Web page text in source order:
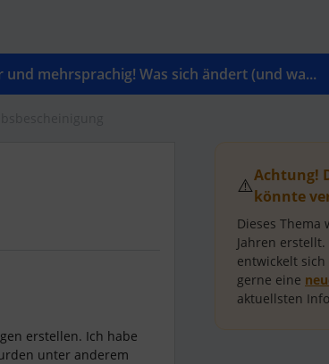
mehrsprachig! Was sich ändert (und wa...
erstellen. Ich habe
unter anderem
⚠️Achtung!
könnte
Dieses Thema
Jahren erstellt.
entwickelt
gerne eine
aktuellsten